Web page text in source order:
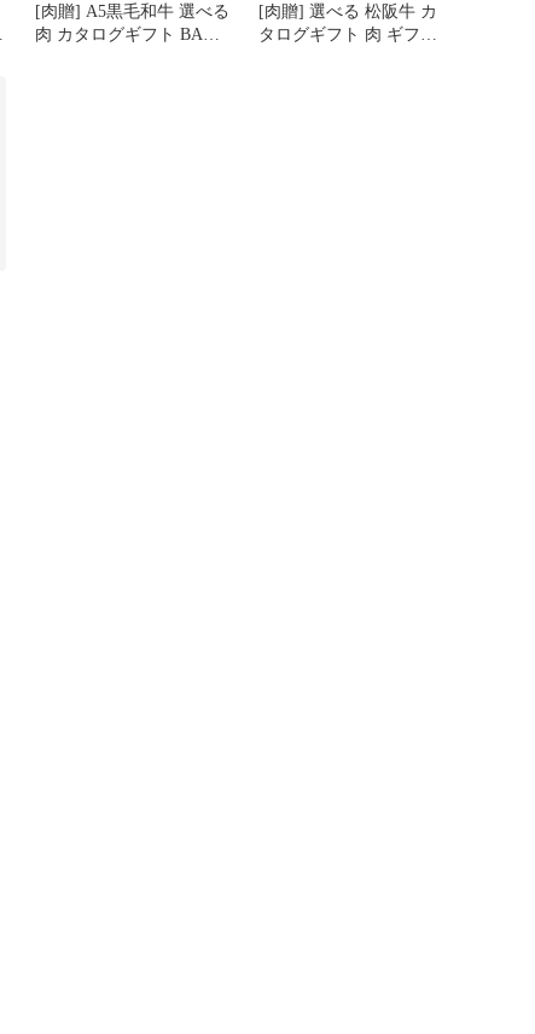
[肉贈] A5黒毛和牛 選べる
肉 カタログギフト BAコ
[肉贈] 選べる 松阪牛 カ
タログギフト 肉 ギフト